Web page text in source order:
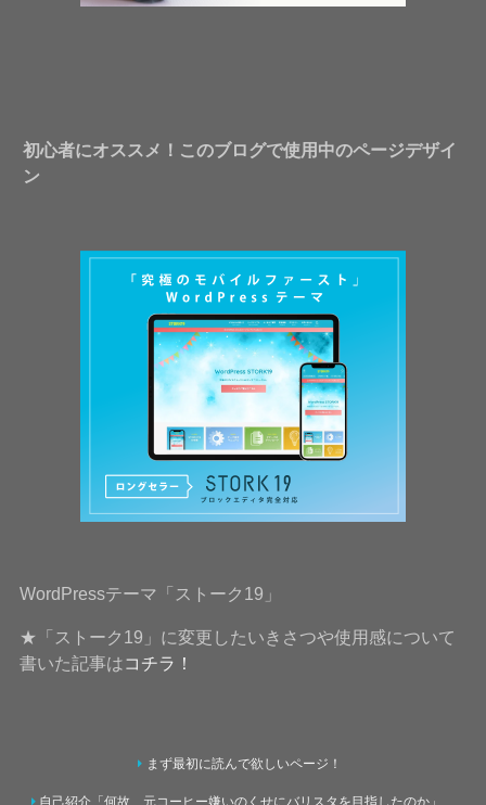
初心者にオススメ！このブログで使用中のページデザイ
ン
WordPressテーマ「ストーク19」
★「ストーク19」に変更したいきさつや使用感について
書いた記事はコチラ！
まず最初に読んで欲しいページ！
自己紹介「何故、元コーヒー嫌いのくせにバリスタを目指したのか」